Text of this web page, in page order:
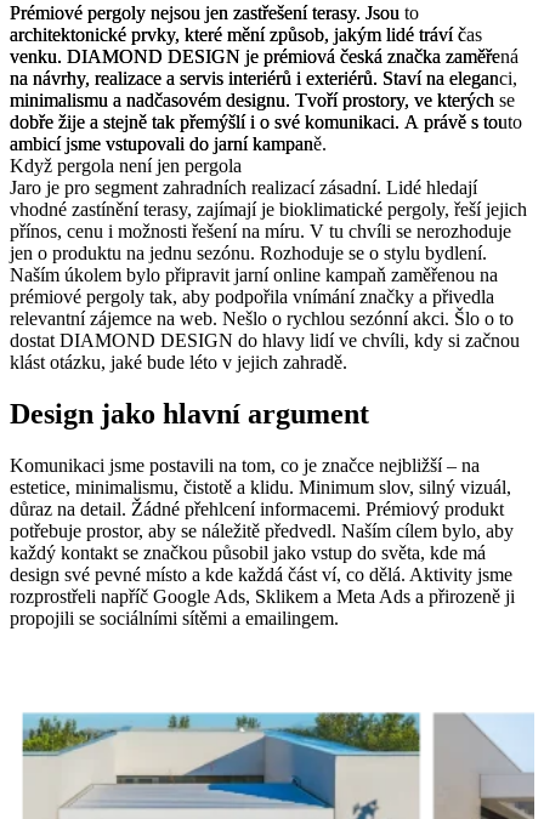
Prémiové pergoly nejsou jen zastřešení terasy. Jsou to
architektonické prvky, které mění způsob, jakým lidé tráví čas
venku. DIAMOND DESIGN je prémiová česká značka zaměřená
na návrhy, realizace a servis interiérů i exteriérů. Staví na eleganci,
minimalismu a nadčasovém designu. Tvoří prostory, ve kterých se
dobře žije a stejně tak přemýšlí i o své komunikaci. A právě s touto
ambicí jsme vstupovali do jarní kampaně.
Prémiové pergoly nejsou jen zastřešení terasy. Jsou to
architektonické prvky, které mění způsob, jakým lidé tráví čas
venku. DIAMOND DESIGN je prémiová česká značka zaměřená
na návrhy, realizace a servis interiérů i exteriérů. Staví na eleganci,
minimalismu a nadčasovém designu. Tvoří prostory, ve kterých se
dobře žije a stejně tak přemýšlí i o své komunikaci. A právě s touto
ambicí jsme vstupovali do jarní kampaně.
Když pergola není jen pergola
Jaro je pro segment zahradních realizací zásadní. Lidé hledají
vhodné zastínění terasy, zajímají je bioklimatické pergoly, řeší jejich
přínos, cenu i možnosti řešení na míru. V tu chvíli se nerozhoduje
jen o produktu na jednu sezónu. Rozhoduje se o stylu bydlení.
Naším úkolem bylo připravit jarní online kampaň zaměřenou na
prémiové pergoly tak, aby podpořila vnímání značky a přivedla
relevantní zájemce na web. Nešlo o rychlou sezónní akci. Šlo o to
dostat DIAMOND DESIGN do hlavy lidí ve chvíli, kdy si začnou
klást otázku, jaké bude léto v jejich zahradě.
Design jako hlavní argument
Komunikaci jsme postavili na tom, co je značce nejbližší – na
estetice, minimalismu, čistotě a klidu. Minimum slov, silný vizuál,
důraz na detail. Žádné přehlcení informacemi. Prémiový produkt
potřebuje prostor, aby se náležitě předvedl. Naším cílem bylo, aby
každý kontakt se značkou působil jako vstup do světa, kde má
design své pevné místo a kde každá část ví, co dělá. Aktivity jsme
rozprostřeli napříč Google Ads, Sklikem a Meta Ads a přirozeně ji
propojili se sociálními sítěmi a emailingem.